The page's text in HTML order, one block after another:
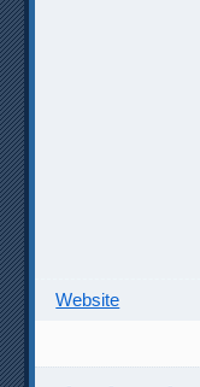
Website